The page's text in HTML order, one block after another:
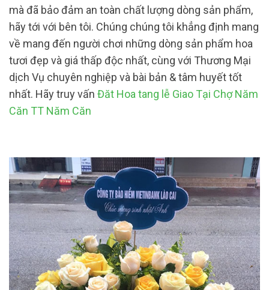
mà đã bảo đảm an toàn chất lượng dòng sản phẩm,
hãy tới với bên tôi. Chúng chúng tôi khẳng định mang
về mang đến người chơi những dòng sản phẩm hoa
tươi đẹp và giá thấp độc nhất, cùng với Thương Mại
dịch Vụ chuyên nghiệp và bài bản & tâm huyết tốt
nhất. Hãy truy vấn Đăt Hoa tang lễ Giao Tại Chợ Năm
Căn TT Năm Căn